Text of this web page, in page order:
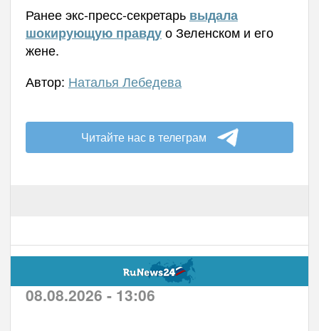
Ранее экс-пресс-секретарь выдала
шокирующую правдуо Зеленском и его
жене.
Автор: Наталья Лебедева
Читайте нас в телеграм
08.08.2026 - 13:06